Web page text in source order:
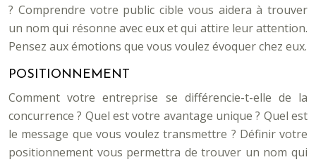
? Comprendre votre public cible vous aidera à trouver
un nom qui résonne avec eux et qui attire leur attention.
Pensez aux émotions que vous voulez évoquer chez eux.
POSITIONNEMENT
Comment votre entreprise se différencie-t-elle de la
concurrence ? Quel est votre avantage unique ? Quel est
le message que vous voulez transmettre ? Définir votre
positionnement vous permettra de trouver un nom qui